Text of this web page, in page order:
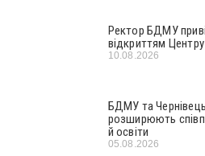
Ректор БДМУ
відкриттям
10.08.2026
БДМУ та
розширюють
й освіти
05.08.2026